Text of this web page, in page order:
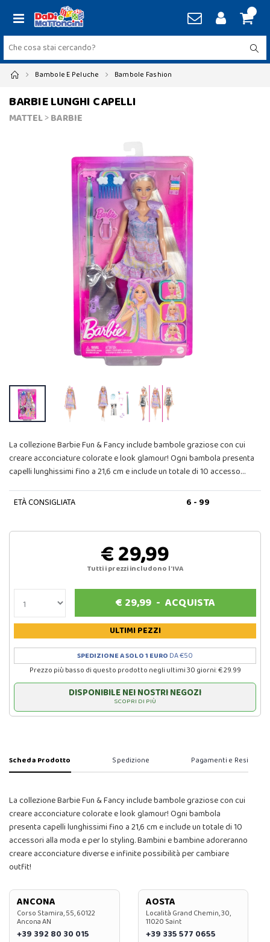
Bambole E Peluche Bambole Fashion
BARBIE LUNGHI CAPELLI
MATTEL>BARBIE
La collezione Barbie Fun & Fancy include bambole graziose con cui
creare acconciature colorate e look glamour! Ogni bambola presenta
capelli lunghissimi fino a 21,6 cm e include un totale di 10 accesso…
ETÀ CONSIGLIATA 6 - 99
€ 29,99
Tutti i prezzi includono l'IVA
€ 29,99 -ACQUISTA
ULTIMI PEZZI
SPEDIZIONE A SOLO 1 EURO DA €50
Prezzo più basso di questo prodotto negli ultimi 30 giorni: € 29.99
DISPONIBILE NEI NOSTRI NEGOZI
SCOPRI DI PIÙ
Scheda Prodotto Spedizione Pagamenti e Resi
La collezione Barbie Fun & Fancy include bambole graziose con cui
creare acconciature colorate e look glamour! Ogni bambola
presenta capelli lunghissimi fino a 21,6 cm e include un totale di 10
accessori alla moda e per lo styling. Bambini e bambine adoreranno
creare acconciature diverse e infinite possibilità per cambiare
outfit!
ANCONA
Corso Stamira, 55, 60122
Ancona AN
+39 392 80 30 015
AOSTA
Località Grand Chemin, 30,
11020 Saint
+39 335 577 0655